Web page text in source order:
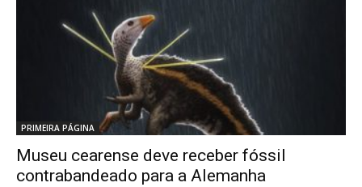
PRIMEIRA PÁGINA
Museu cearense deve receber fóssil
contrabandeado para a Alemanha